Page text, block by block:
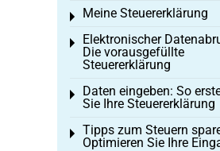
Meine Steuererklärung
Toggle menu
Elektronischer
Die vorausgefüllte
Steuererklärung
Toggle menu
Daten eingeben: So
Sie Ihre Steuererklärung
Toggle menu
Tipps zum Steuern
Optimieren Sie Ihre
Toggle menu